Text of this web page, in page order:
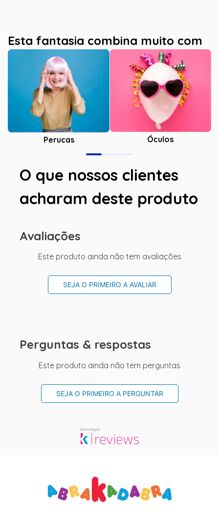
Esta fantasia combina muito com
Perucas Óculos
O que nossos clientes
acharam deste produto
Avaliações
Este produto ainda não tem avaliações
SEJA O PRIMEIRO A AVALIAR
Perguntas & respostas
Este produto ainda não tem perguntas
SEJA O PRIMEIRO A PERGUNTAR